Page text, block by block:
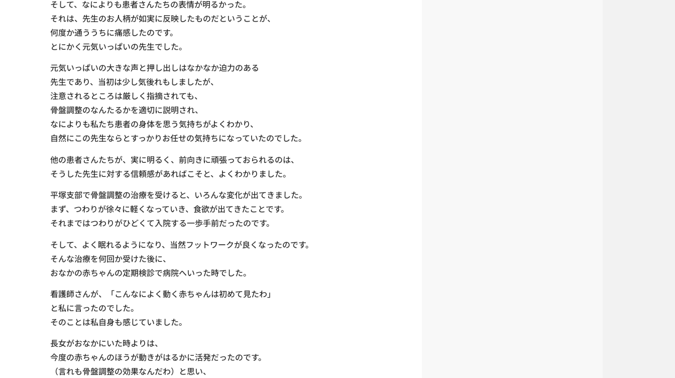
そして、なによりも患者さんたちの表情が明るかった。
それは、先生のお人柄が如実に反映したものだということが、
何度か通ううちに痛感したのです。
とにかく元気いっぱいの先生でした。
元気いっぱいの大きな声と押し出しはなかなか迫力のある
先生であり、当初は少し気後れもしましたが、
注意されるところは厳しく指摘されても、
骨盤調整のなんたるかを適切に説明され、
なによりも私たち患者の身体を思う気持ちがよくわかり、
自然にこの先生ならとすっかりお任せの気持ちになっていたのでした。
他の患者さんたちが、実に明るく、前向きに頑張っておられるのは、
そうした先生に対する信頼感があればこそと、よくわかりました。
平塚支部で骨盤調整の治療を受けると、いろんな変化が出てきました。
まず、つわりが徐々に軽くなっていき、食欲が出てきたことです。
それまではつわりがひどくて入院する一歩手前だったのです。
そして、よく眠れるようになり、当然フットワークが良くなったのです。
そんな治療を何回か受けた後に、
おなかの赤ちゃんの定期検診で病院へいった時でした。
看護師さんが、「こんなによく動く赤ちゃんは初めて見たわ」
と私に言ったのでした。
そのことは私自身も感じていました。
長女がおなかにいた時よりは、
今度の赤ちゃんのほうが動きがはるかに活発だったのです。
（言れも骨盤調整の効果なんだわ）と思い、